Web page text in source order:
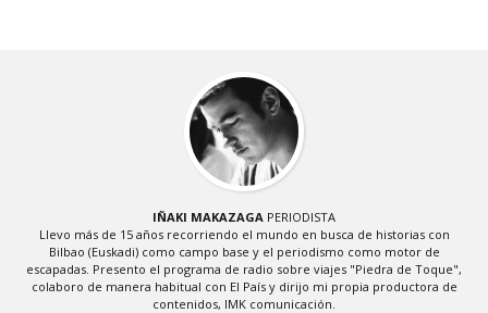
IÑAKI MAKAZAGA PERIODISTA
Llevo más de 15 años recorriendo el mundo en busca de historias con
Bilbao (Euskadi) como campo base y el periodismo como motor de
escapadas. Presento el programa de radio sobre viajes "Piedra de Toque",
colaboro de manera habitual con El País y dirijo mi propia productora de
contenidos, IMK comunicación.